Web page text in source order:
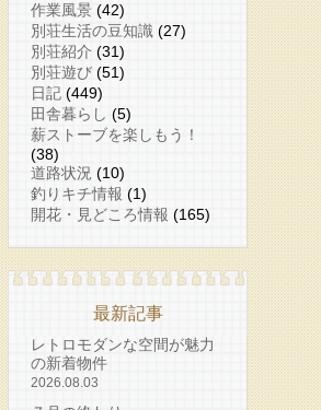
作業風景 (42)
別荘生活の豆知識 (27)
別荘紹介 (31)
別荘遊び (51)
日記 (449)
田舎暮らし (5)
薪ストーブを楽しもう！
(38)
道路状況 (10)
釣りキチ情報 (1)
開花・見どころ情報 (165)
最新記事
レトロモダンな空間が魅力
の新着物件
2026.08.03